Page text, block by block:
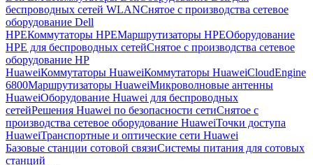
беспроводных сетей WLANСнятое с производства сетевое
оборудование Dell
HPEКоммутаторы HPEМаршрутизаторы HPEОборудование
HPE для беспроводных сетейСнятое с производства сетевое
оборудование HP
HuaweiКоммутаторы HuaweiКоммутаторы HuaweiCloudEngine
6800Маршрутизаторы HuaweiМикроволновые антенны
HuaweiОборудование Huawei для беспроводных
сетейРешения Huawei по безопасности сетиСнятое с
производства сетевое оборудование HuaweiТочки доступа
HuaweiТранспортные и оптические сети Huawei
Базовые станции сотовой связиСистемы питания для сотовых
станций